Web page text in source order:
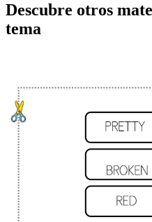
Descubre otros
tema